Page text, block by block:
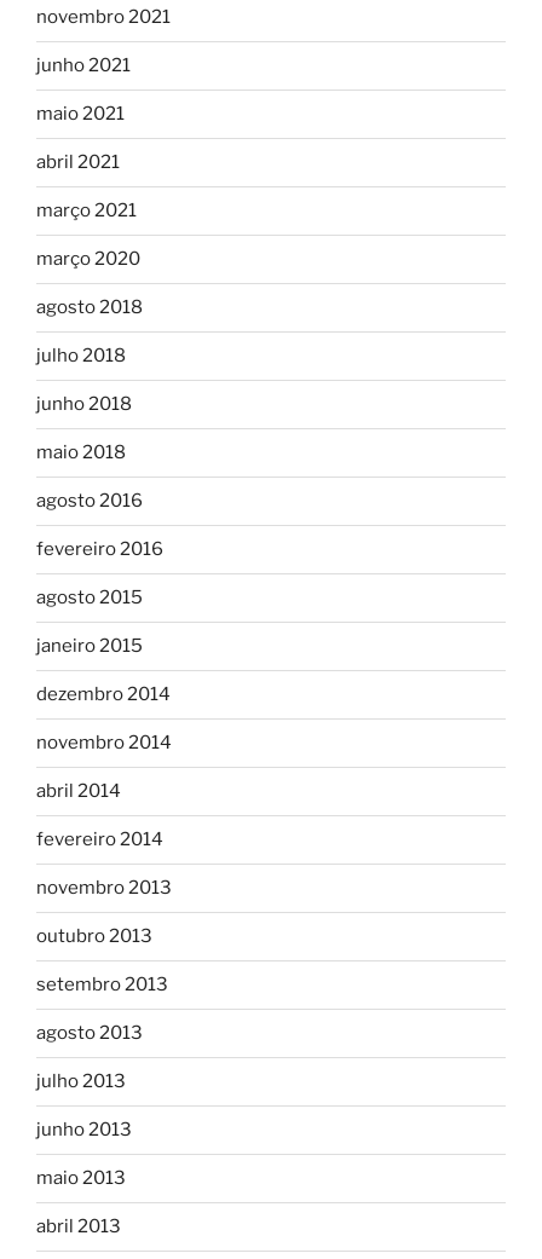
novembro 2021
junho 2021
maio 2021
abril 2021
março 2021
março 2020
agosto 2018
julho 2018
junho 2018
maio 2018
agosto 2016
fevereiro 2016
agosto 2015
janeiro 2015
dezembro 2014
novembro 2014
abril 2014
fevereiro 2014
novembro 2013
outubro 2013
setembro 2013
agosto 2013
julho 2013
junho 2013
maio 2013
abril 2013